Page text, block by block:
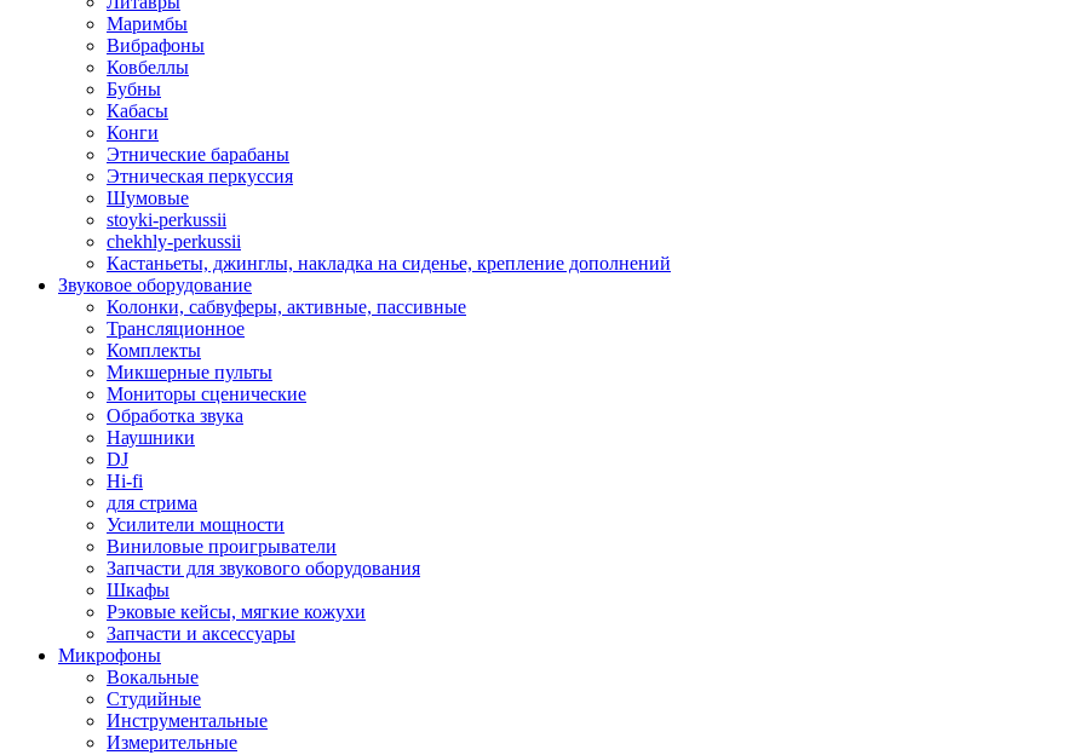
Маримбы
Вибрафоны
Ковбеллы
Бубны
Кабасы
Конги
Этнические барабаны
Этническая перкуссия
Шумовые
stoyki-perkussii
chekhly-perkussii
Кастаньеты, джинглы, накладка на сиденье, крепление дополнений
Звуковое оборудование
Колонки, сабвуферы, активные, пассивные
Трансляционное
Комплекты
Микшерные пульты
Мониторы сценические
Обработка звука
Наушники
DJ
Hi-fi
для стрима
Усилители мощности
Виниловые проигрыватели
Запчасти для звукового оборудования
Шкафы
Рэковые кейсы, мягкие кожухи
Запчасти и аксессуары
Микрофоны
Вокальные
Студийные
Инструментальные
Измерительные